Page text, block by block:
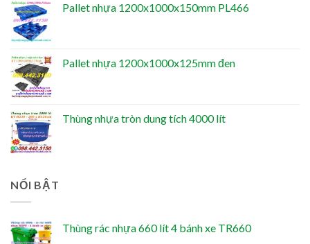
Pallet nhựa 1200x1000x150mm PL466
Pallet nhựa 1200x1000x125mm đen
Thùng nhựa tròn dung tích 4000 lít
NỔI BẬT
Thùng rác nhựa 660 lít 4 bánh xe TR660